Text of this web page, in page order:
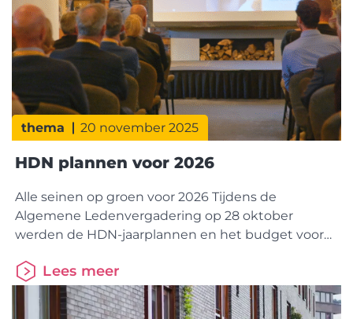
thema 20 november 2025
HDN plannen voor 2026
Alle seinen op groen voor 2026 Tijdens de
Algemene Ledenvergadering op 28 oktober
werden de HDN-jaarplannen en het budget voor
voor verdere digitalisering en samenwerking in de
keten. StakeholdersessieTijdens de HDN-
stakeholdersessie stond inspiratie uit het
Lees meer